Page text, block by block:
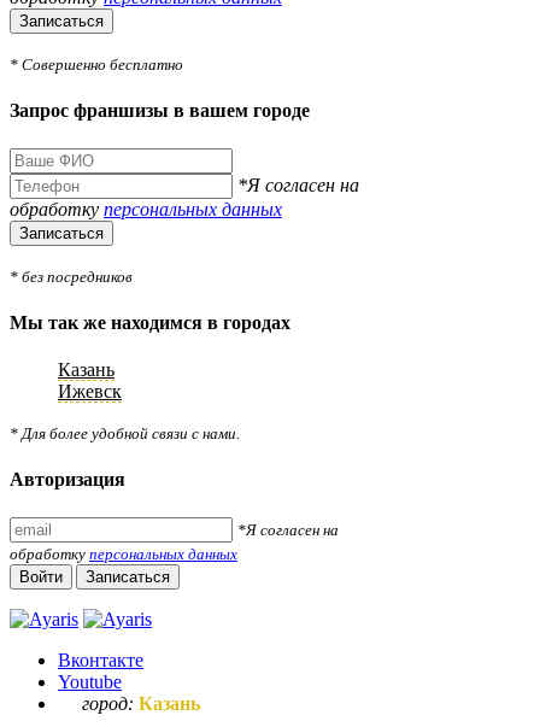
Записаться
* Совершенно бесплатно
Запрос франшизы в вашем городе
*Я согласен на
обработку персональных данных
Записаться
* без посредников
Мы так же находимся в городах
Казань
Ижевск
* Для более удобной связи с нами.
Авторизация
*Я согласен на
обработку персональных данных
Войти
Записаться
Вконтакте
Youtube
город: Казань